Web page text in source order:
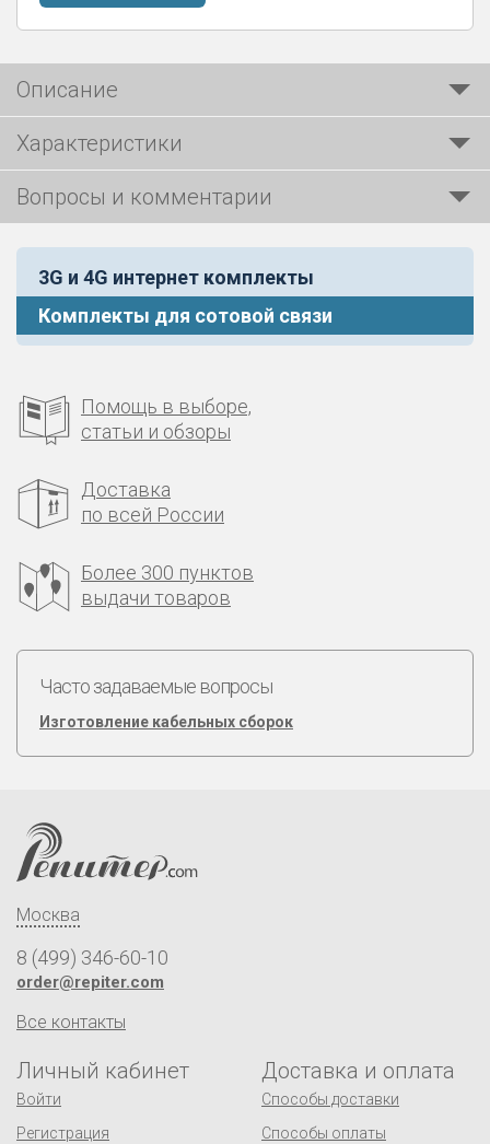
Описание
Характеристики
Вопросы и комментарии
3G и 4G интернет комплекты
Комплекты для сотовой связи
Помощь в выборе,
статьи и обзоры
Доставка
по всей России
Более 300 пунктов
выдачи товаров
Часто задаваемые вопросы
Изготовление кабельных сборок
Москва
8 (499) 346-60-10
order@repiter.com
Все контакты
Личный кабинет
Войти
Регистрация
Доставка и оплата
Способы доставки
Способы оплаты